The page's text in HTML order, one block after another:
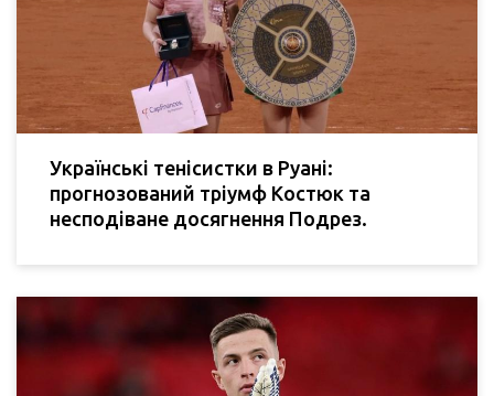
Українські тенісистки в Руані:
прогнозований тріумф Костюк та
несподіване досягнення Подрез.